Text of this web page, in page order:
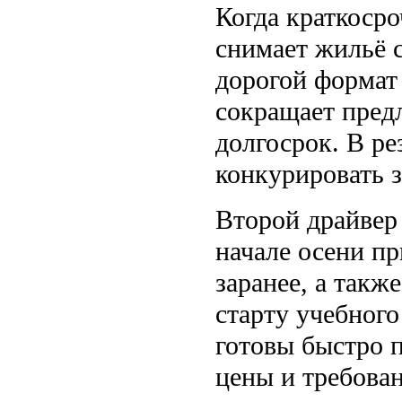
Когда
снимает жильё
дорогой
сокращает
долгосрок. В
конкурировать
Второй
начале осени
заранее, а
старту
готовы быстро
цены и